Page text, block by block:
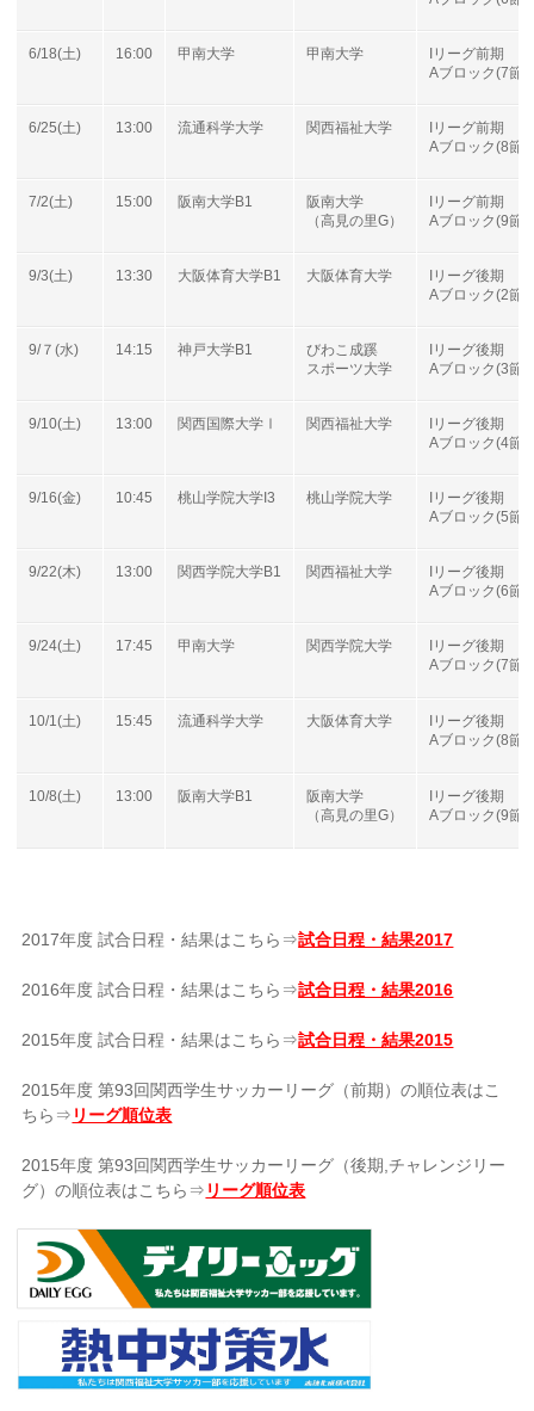
6/18(土) 16:00 甲南大学 甲南大学
Iリーグ前期
Aブロック(7節)
6/25(土) 13:00 流通科学大学 関西福祉大学
Iリーグ前期
Aブロック(8節)
7/2(土) 15:00 阪南大学B1
阪南大学
（高見の里G）
Iリーグ前期
Aブロック(9節)
9/3(土) 13:30 大阪体育大学B1 大阪体育大学
Iリーグ後期
Aブロック(2節)
9/７(水) 14:15 神戸大学B1
びわこ成蹊
スポーツ大学
Iリーグ後期
Aブロック(3節)
9/10(土) 13:00 関西国際大学Ⅰ 関西福祉大学
Iリーグ後期
Aブロック(4節)
9/16(金) 10:45 桃山学院大学I3 桃山学院大学
Iリーグ後期
Aブロック(5節)
9/22(木) 13:00 関西学院大学B1 関西福祉大学
Iリーグ後期
Aブロック(6節)
9/24(土) 17:45 甲南大学 関西学院大学
Iリーグ後期
Aブロック(7節)
10/1(土) 15:45 流通科学大学 大阪体育大学
Iリーグ後期
Aブロック(8節)
10/8(土) 13:00 阪南大学B1
阪南大学
（高見の里G）
Iリーグ後期
Aブロック(9節)
2017年度 試合日程・結果はこちら⇒試合日程・結果2017
2016年度 試合日程・結果はこちら⇒試合日程・結果2016
2015年度 試合日程・結果はこちら⇒試合日程・結果2015
2015年度 第93回関西学生サッカーリーグ（前期）の順位表はこ
ちら⇒ リーグ順位表
2015年度 第93回関西学生サッカーリーグ（後期,チャレンジリー
グ）の順位表はこちら⇒ リーグ順位表